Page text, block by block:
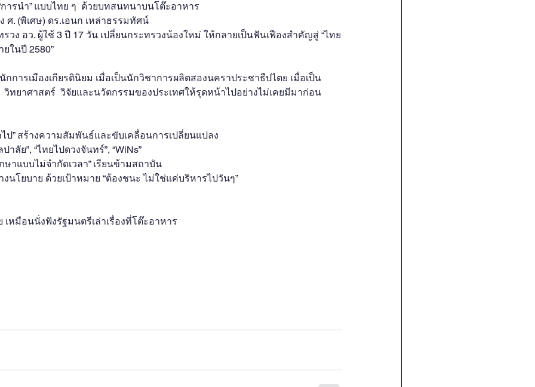
การนำ” แบบไทย ๆ  ด้วยบทสนทนาบนโต๊ะอาหาร
. (พิเศษ) ดร.เอนก เหล่าธรรมทัศน์
วง อว. ผู้ใช้ 3 ปี 17 วัน เปลี่ยนกระทรวงน้องใหม่ ให้กลายเป็นฟันเฟืองสำคัญสู่ “ไทย
ในปี 2580”
กการเมืองเกียรตินิยม​ เมื่อเป็นนักวิชาการผลิต​สองนคราประชาธืปไตย​ เมื่อเป็น
ทยาศาสตร์​  วิจัย​และ​นวัตกรรมของประเทศให้รุดหน้าไปอย่างไม่เคยมีมาก่อน
ป” สร้างความสัมพันธ์และขับเคลื่อนการเปลี่ยนแปลง
าลัย”, “ไทยไปดวงจันทร์”, “WiNs”
าแบบไม่จำกัดเวลา” เรียนข้ามสถาบัน
งนโยบาย ด้วยเป้าหมาย “ต้องชนะ ไม่ใช่แค่บริหารไปวันๆ”
เหมือนนั่งฟังรัฐมนตรีเล่าเรื่องที่โต๊ะอาหาร